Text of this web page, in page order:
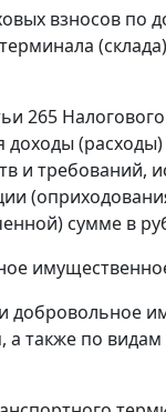
взносов по
265
и требований,
сумме в
добровольное
а также по